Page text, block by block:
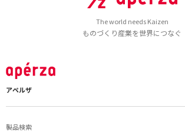
The world needs Kaizen
ものづくり産業を世界につなぐ
アペルザ
製品検索